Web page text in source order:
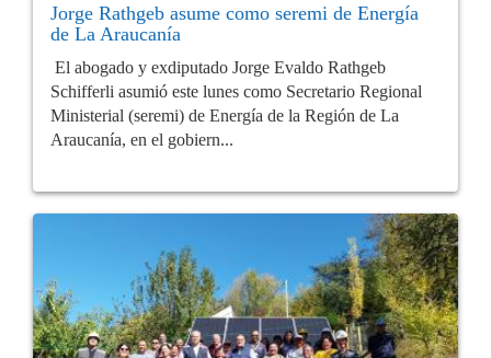
Jorge Rathgeb asume como seremi de Energía
de La Araucanía
El abogado y exdiputado Jorge Evaldo Rathgeb
Schifferli asumió este lunes como Secretario Regional
Ministerial (seremi) de Energía de la Región de La
Araucanía, en el gobiern...